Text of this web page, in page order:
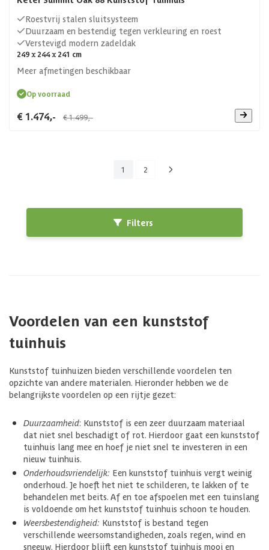
Roestvrij stalen sluitsysteem
Duurzaam en bestendig tegen verkleuring en roest
Verstevigd modern zadeldak
249 x 244 x 241 cm
Meer afmetingen beschikbaar
Op voorraad
€ 1.474,- € 1.499,-
1 2
Filters
Voordelen van een kunststof
tuinhuis
Kunststof tuinhuizen bieden verschillende voordelen ten
opzichte van andere materialen. Hieronder hebben we de
belangrijkste voordelen op een rijtje gezet:
Duurzaamheid: Kunststof is een zeer duurzaam materiaal
dat niet snel beschadigt of rot. Hierdoor gaat een kunststof
tuinhuis lang mee en hoef je niet snel te investeren in een
nieuw tuinhuis.
Onderhoudsvriendelijk: Een kunststof tuinhuis vergt weinig
onderhoud. Je hoeft het niet te schilderen, te lakken of te
behandelen met beits. Af en toe afspoelen met een tuinslang
is voldoende om het kunststof tuinhuis schoon te houden.
Weersbestendigheid: Kunststof is bestand tegen
verschillende weersomstandigheden, zoals regen, wind en
sneeuw. Hierdoor blijft een kunststof tuinhuis mooi en